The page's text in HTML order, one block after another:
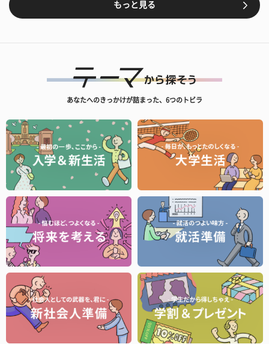
もっと見る
あなたへのきっかけが詰まった、6つのトビラ